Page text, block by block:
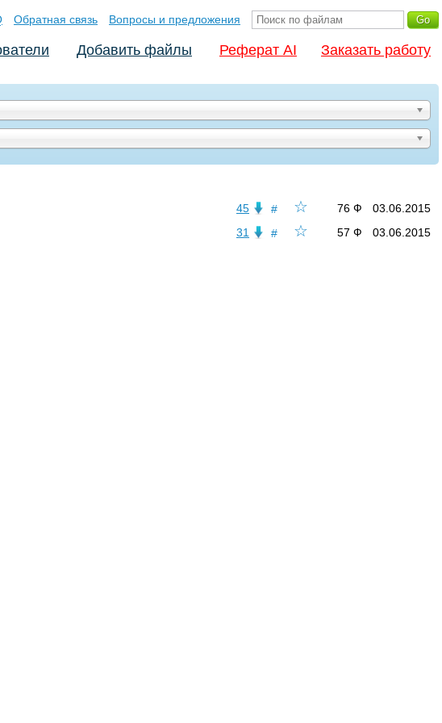
Обратная связь Вопросы и предложения
Добавить файлы Реферат AI Заказать работу
☆
# 03.06.2015
76 Ф
45
☆
# 03.06.2015
57 Ф
31